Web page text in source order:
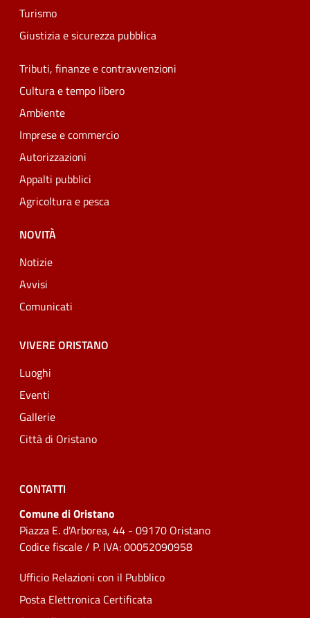
Turismo
Giustizia e sicurezza pubblica
Tributi, finanze e contravvenzioni
Cultura e tempo libero
Ambiente
Imprese e commercio
Autorizzazioni
Appalti pubblici
Agricoltura e pesca
NOVITÀ
Notizie
Avvisi
Comunicati
VIVERE ORISTANO
Luoghi
Eventi
Gallerie
Città di Oristano
CONTATTI
Comune di Oristano
Piazza E. d'Arborea, 44 - 09170 Oristano
Codice fiscale / P. IVA: 00052090958
Ufficio Relazioni con il Pubblico
Posta Elettronica Certificata